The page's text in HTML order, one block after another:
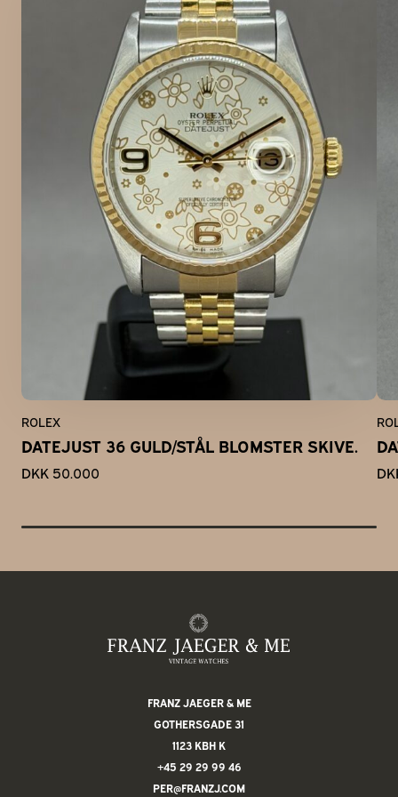
ROLEX
DATEJUST 36 GULD/STÅL BLOMSTER SKIVE.
DKK 50.000
FRANZ JAEGER & ME
GOTHERSGADE 31
1123 KBH K
+45 29 29 99 46
PER@FRANZJ.COM